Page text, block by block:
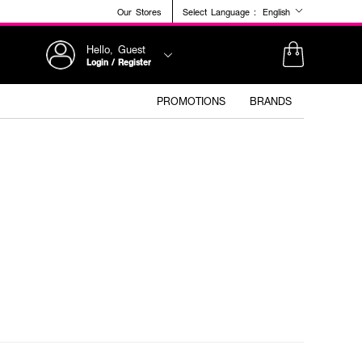
Our Stores Select Language : English
Hello, Guest
Login / Register
PROMOTIONS BRANDS